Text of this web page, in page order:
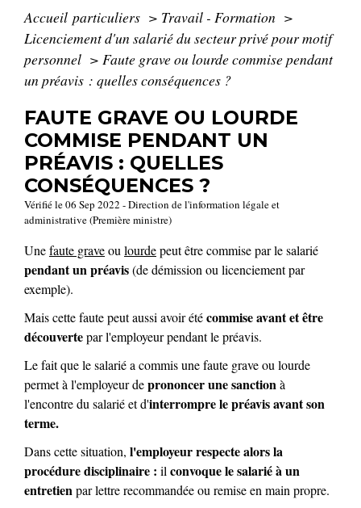
Accueil particuliers > Travail - Formation >
Licenciement d'un salarié du secteur privé pour motif
personnel > Faute grave ou lourde commise pendant
un préavis : quelles conséquences ?
FAUTE GRAVE OU LOURDE
COMMISE PENDANT UN
PRÉAVIS : QUELLES
CONSÉQUENCES ?
Vérifié le 06 Sep 2022 - Direction de l'information légale et
administrative (Première ministre)
Unefaute graveou lourdepeut être commise par le salarié
pendant un préavis(de démission ou licenciement par
exemple).
Mais cette faute peut aussi avoir étécommise avant et être
découvertepar l'employeur pendant le préavis.
Le fait que le salarié a commis une faute grave ou lourde
permet à l'employeur deprononcer une sanctionà
l'encontre du salarié et d'interrompre le préavis avant son
terme.
Dans cette situation, l'employeur respecte alors la
procédure disciplinaire : ilconvoque le salarié à un
entretienpar lettre recommandée ou remise en main propre.